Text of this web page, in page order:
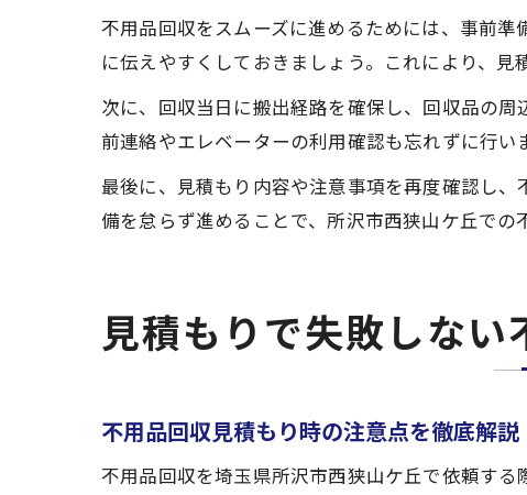
不用品回収をスムーズに進めるためには、事前
に伝えやすくしておきましょう。これにより、見
次に、回収当日に搬出経路を確保し、回収品の
前連絡やエレベーターの利用確認も忘れずに行い
最後に、見積もり内容や注意事項を再度確認し
備を怠らず進めることで、所沢市西狭山ケ丘での
見積もりで失敗しな
不用品回収見積もり時の注意点を徹底解説
不用品回収を埼玉県所沢市西狭山ケ丘で依頼す